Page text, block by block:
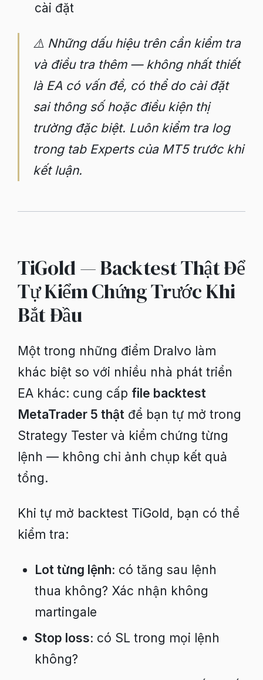
cài đặt
⚠️ Những dấu hiệu trên cần kiểm tra
và điều tra thêm — không nhất thiết
là EA có vấn đề, có thể do cài đặt
sai thông số hoặc điều kiện thị
trường đặc biệt. Luôn kiểm tra log
trong tab Experts của MT5 trước khi
kết luận.
TiGold — Backtest Thật Để
Tự Kiểm Chứng Trước Khi
Bắt Đầu
Một trong những điểm Dralvo làm
khác biệt so với nhiều nhà phát triển
EA khác: cung cấp file backtest
MetaTrader 5 thật để bạn tự mở trong
Strategy Tester và kiểm chứng từng
lệnh — không chỉ ảnh chụp kết quả
tổng.
Khi tự mở backtest TiGold, bạn có thể
kiểm tra:
Lot từng lệnh: có tăng sau lệnh
thua không? Xác nhận không
martingale
Stop loss: có SL trong mọi lệnh
không?